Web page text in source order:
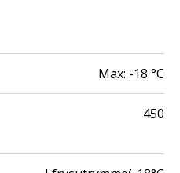
Max: -18 °C
450